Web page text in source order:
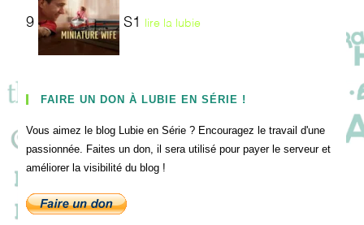
9 S1 lire la lubie
FAIRE UN DON À LUBIE EN SÉRIE !
Vous aimez le blog Lubie en Série ? Encouragez le travail d'une
passionnée. Faites un don, il sera utilisé pour payer le serveur et
améliorer la visibilité du blog !